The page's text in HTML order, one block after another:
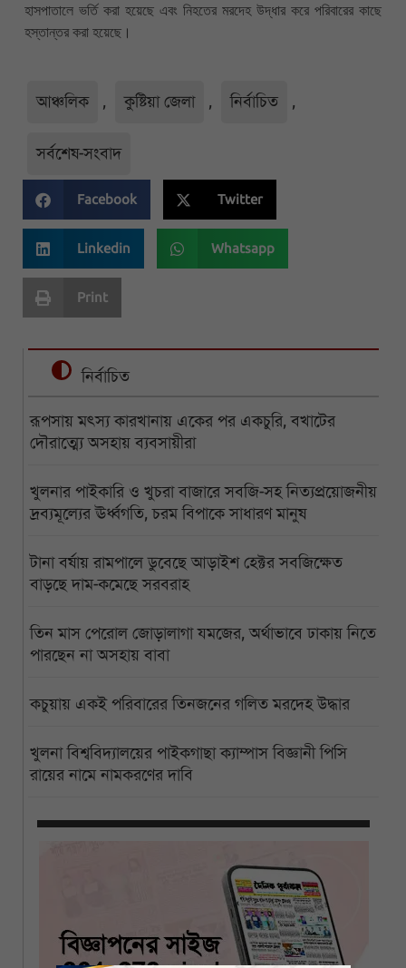
হাসপাতালে ভর্তি করা হয়েছে এবং নিহতের মরদেহ উদ্ধার করে পরিবারের কাছে
হস্তান্তর করা হয়েছে।
আঞ্চলিক , কুষ্টিয়া জেলা , নির্বাচিত ,
সর্বশেষ-সংবাদ
Facebook Twitter
Linkedin Whatsapp
Print
নির্বাচিত
রূপসায় মৎস্য কারখানায় একের পর একচুরি, বখাটের
দৌরাত্ম্যে অসহায় ব্যবসায়ীরা
খুলনার পাইকারি ও খুচরা বাজারে সবজি-সহ নিত্যপ্রয়োজনীয়
দ্রব্যমূল্যের ঊর্ধ্বগতি, চরম বিপাকে সাধারণ মানুষ
টানা বর্ষায় রামপালে ডুবেছে আড়াইশ হেক্টর সবজিক্ষেত
বাড়ছে দাম-কমেছে সরবরাহ
তিন মাস পেরোল জোড়ালাগা যমজের, অর্থাভাবে ঢাকায় নিতে
পারছেন না অসহায় বাবা
কচুয়ায় একই পরিবারের তিনজনের গলিত মরদেহ উদ্ধার
খুলনা বিশ্ববিদ্যালয়ের পাইকগাছা ক্যাম্পাস বিজ্ঞানী পিসি
রায়ের নামে নামকরণের দাবি